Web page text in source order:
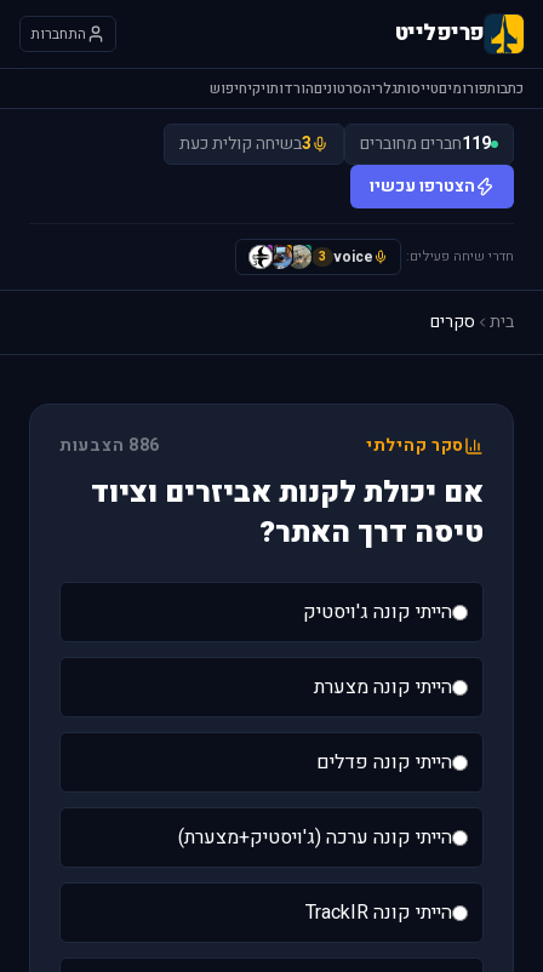
פריפלייט התחברות
כתבותפורומיםטייסותגלריהסרטוניםהורדותויקיחיפוש
119חברים מחוברים 3בשיחה קולית כעת
הצטרפו עכשיו
חדרי שיחה פעילים: voice
3
H
L
y
בית סקרים
סקר קהילתי 886 הצבעות
אם יכולת לקנות אביזרים וציוד
טיסה דרך האתר?
הייתי קונה ג'ויסטיק
הייתי קונה מצערת
הייתי קונה פדלים
הייתי קונה ערכה (ג'ויסטיק+מצערת)
הייתי קונה TrackIR